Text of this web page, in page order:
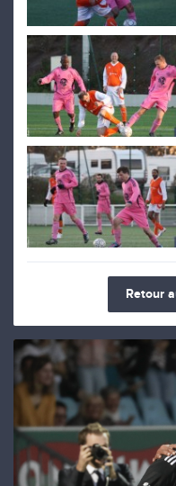
Retour